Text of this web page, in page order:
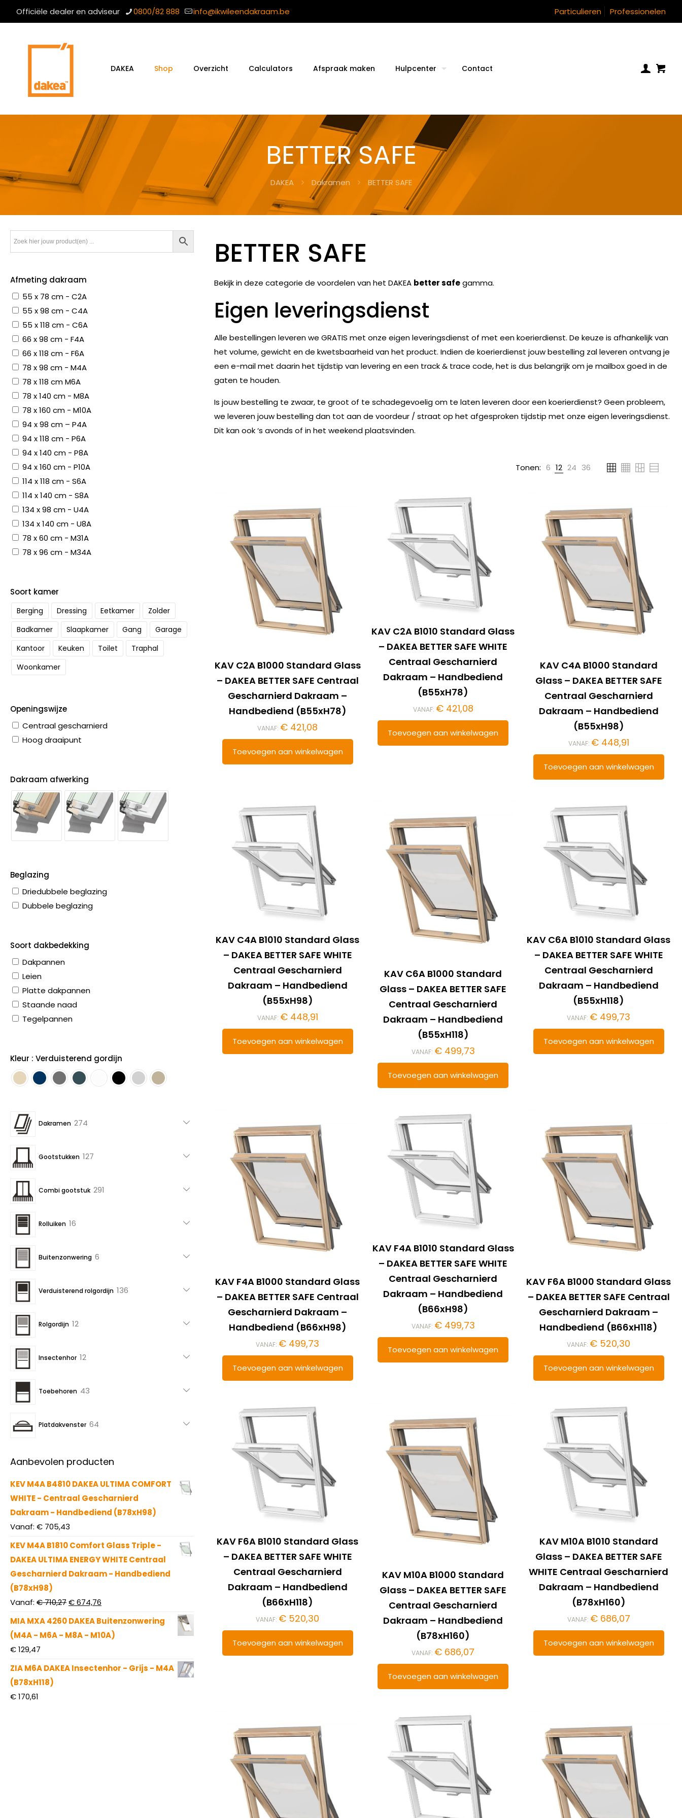
Officiële dealer en adviseur 0800/82 888 info@ikwileendakraam.be Particulieren Professionelen
DAKEA Shop Overzicht Calculators Afspraak maken Hulpcenter Contact
BETTER SAFE
DAKEA Dakramen BETTER SAFE
BETTER SAFE
Bekijk in deze categorie de voordelen van het DAKEA better safegamma.
Eigen leveringsdienst
Alle bestellingen leveren we GRATIS met onze eigen leveringsdienst of met een koerierdienst. De keuze is afhankelijk van
het volume, gewicht en de kwetsbaarheid van het product. Indien de koerierdienst jouw bestelling zal leveren ontvang je
een e-mail met daarin het tijdstip van levering en een track & trace code, het is dus belangrijk om je mailbox goed in de
gaten te houden.
Is jouw bestelling te zwaar, te groot of te schadegevoelig om te laten leveren door een koerierdienst? Geen probleem,
we leveren jouw bestelling dan tot aan de voordeur / straat op het afgesproken tijdstip met onze eigen leveringsdienst.
Dit kan ook ‘s avonds of in het weekend plaatsvinden.
Tonen: 6 12 24 36
KAV C2A B1000 Standard Glass
– DAKEA BETTER SAFE Centraal
Gescharnierd Dakraam –
Handbediend (B55xH78)
VANAF: € 421,08
Toevoegen aan winkelwagen
KAV C2A B1010 Standard Glass
– DAKEA BETTER SAFE WHITE
Centraal Gescharnierd
Dakraam – Handbediend
(B55xH78)
VANAF: €421,08
Toevoegen aan winkelwagen
KAV C4A B1000 Standard
Glass – DAKEA BETTER SAFE
Centraal Gescharnierd
Dakraam – Handbediend
(B55xH98)
VANAF: €448,91
Toevoegen aan winkelwagen
KAV C4A B1010 Standard Glass
– DAKEA BETTER SAFE WHITE
Centraal Gescharnierd
Dakraam – Handbediend
(B55xH98)
VANAF: €448,91
Toevoegen aan winkelwagen
KAV C6A B1000 Standard
Glass – DAKEA BETTER SAFE
Centraal Gescharnierd
Dakraam – Handbediend
(B55xH118)
VANAF: €499,73
Toevoegen aan winkelwagen
KAV C6A B1010 Standard Glass
– DAKEA BETTER SAFE WHITE
Centraal Gescharnierd
Dakraam – Handbediend
(B55xH118)
VANAF: € 499,73
Toevoegen aan winkelwagen
KAV F4A B1000 Standard Glass
– DAKEA BETTER SAFE Centraal
Gescharnierd Dakraam –
Handbediend (B66xH98)
VANAF: € 499,73
Toevoegen aan winkelwagen
KAV F4A B1010 Standard Glass
– DAKEA BETTER SAFE WHITE
Centraal Gescharnierd
Dakraam – Handbediend
(B66xH98)
VANAF: €499,73
Toevoegen aan winkelwagen
KAV F6A B1000 Standard Glass
– DAKEA BETTER SAFE Centraal
Gescharnierd Dakraam –
Handbediend (B66xH118)
VANAF: € 520,30
Toevoegen aan winkelwagen
KAV F6A B1010 Standard Glass
– DAKEA BETTER SAFE WHITE
Centraal Gescharnierd
Dakraam – Handbediend
(B66xH118)
VANAF: € 520,30
Toevoegen aan winkelwagen
KAV M10A B1000 Standard
Glass – DAKEA BETTER SAFE
Centraal Gescharnierd
Dakraam – Handbediend
(B78xH160)
VANAF: € 686,07
Toevoegen aan winkelwagen
KAV M10A B1010 Standard
Glass – DAKEA BETTER SAFE
WHITE Centraal Gescharnierd
Dakraam – Handbediend
(B78xH160)
VANAF: €686,07
Toevoegen aan winkelwagen
Afmeting dakraam
55 x 78 cm - C2A
55 x 98 cm - C4A
55 x 118 cm - C6A
66 x 98 cm - F4A
66 x 118 cm - F6A
78 x 98 cm - M4A
78 x 118 cm M6A
78 x 140 cm - M8A
78 x 160 cm - M10A
94 x 98 cm – P4A
94 x 118 cm - P6A
94 x 140 cm - P8A
94 x 160 cm - P10A
114 x 118 cm - S6A
114 x 140 cm - S8A
134 x 98 cm - U4A
134 x 140 cm - U8A
78 x 60 cm - M31A
78 x 96 cm - M34A
Soort kamer
Berging Dressing Eetkamer
Zolder
Badkamer
Slaapkamer Gang
Garage
Kantoor
Keuken Toilet
Traphal
Woonkamer
Openingswijze
Centraal gescharnierd
Hoog draaipunt
Dakraam afwerking
Beglazing
Driedubbele beglazing
Dubbele beglazing
Soort dakbedekking
Dakpannen
Leien
Platte dakpannen
Staande naad
Tegelpannen
Kleur : Verduisterend gordijn
Dakramen 274
Gootstukken 127
Combi gootstuk 291
Rolluiken 16
Buitenzonwering 6
Verduisterend rolgordijn 136
Rolgordijn 12
Insectenhor 12
Toebehoren 43
Platdakvenster 64
Aanbevolen producten
KEV M4A B4810 DAKEA ULTIMA COMFORT
WHITE - Centraal Gescharnierd
Dakraam - Handbediend (B78xH98)
Vanaf: € 705,43
KEV M4A B1810 Comfort Glass Triple -
DAKEA ULTIMA ENERGY WHITE Centraal
Gescharnierd Dakraam - Handbediend
(B78xH98)
Vanaf: €710,27Oorspronkelijke
prijs
was:
€674,76
prijs
is:
MIA MXA 4260 DAKEA Buitenzonwering
(M4A - M6A - M8A - M10A)
€129,47
ZIA M6A DAKEA Insectenhor - Grijs - M4A
(B78xH118)
€170,61